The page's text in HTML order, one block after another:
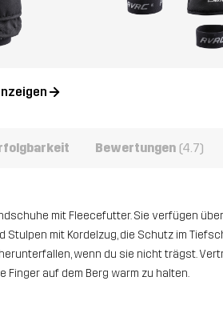
Bewertungen (4.7)
mit Fleecefutter. Sie verfügen
mit Kordelzug, die Schutz im
wenn du sie nicht trägst.
Finger auf dem Berg warm zu halten.